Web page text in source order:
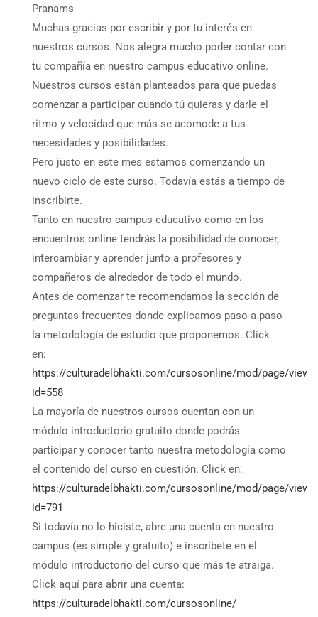
Pranams
Muchas gracias por escribir y por tu interés en
nuestros cursos. Nos alegra mucho poder contar con
tu compañía en nuestro campus educativo online.
Nuestros cursos están planteados para que puedas
comenzar a participar cuando tú quieras y darle el
ritmo y velocidad que más se acomode a tus
necesidades y posibilidades.
Pero justo en este mes estamos comenzando un
nuevo ciclo de este curso. Todavía estás a tiempo de
inscribirte.
Tanto en nuestro campus educativo como en los
encuentros online tendrás la posibilidad de conocer,
intercambiar y aprender junto a profesores y
compañeros de alrededor de todo el mundo.
Antes de comenzar te recomendamos la sección de
preguntas frecuentes donde explicamos paso a paso
la metodología de estudio que proponemos. Click
en:
https://culturadelbhakti.com/cursosonline/mod/page/
id=558
La mayoría de nuestros cursos cuentan con un
módulo introductorio gratuito donde podrás
participar y conocer tanto nuestra metodología como
el contenido del curso en cuestión. Click en:
https://culturadelbhakti.com/cursosonline/mod/page/
id=791
Si todavía no lo hiciste, abre una cuenta en nuestro
campus (es simple y gratuito) e inscríbete en el
módulo introductorio del curso que más te atraiga.
Click aquí para abrir una cuenta:
https://culturadelbhakti.com/cursosonline/